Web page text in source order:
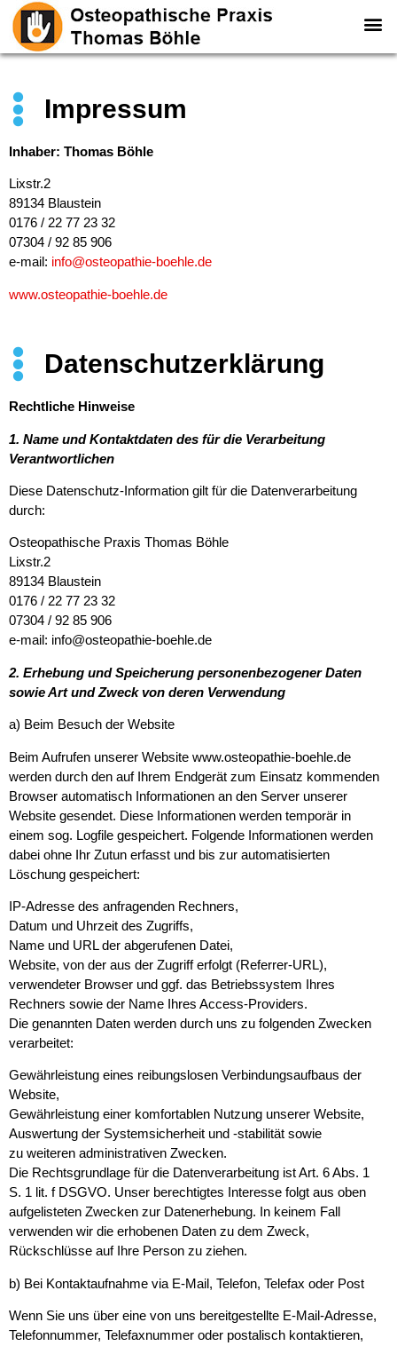
Impressum
Inhaber: Thomas Böhle
Lixstr.2
89134 Blaustein
0176 / 22 77 23 32
07304 / 92 85 906
e-mail: info@osteopathie-boehle.de
www.osteopathie-boehle.de
Datenschutzerklärung
Rechtliche Hinweise
1. Name und Kontaktdaten des für die Verarbeitung
Verantwortlichen
Diese Datenschutz-Information gilt für die Datenverarbeitung
durch:
Osteopathische Praxis Thomas Böhle
Lixstr.2
89134 Blaustein
0176 / 22 77 23 32
07304 / 92 85 906
e-mail: info@osteopathie-boehle.de
2. Erhebung und Speicherung personenbezogener Daten
sowie Art und Zweck von deren Verwendung
a) Beim Besuch der Website
Beim Aufrufen unserer Website www.osteopathie-boehle.de
werden durch den auf Ihrem Endgerät zum Einsatz kommenden
Browser automatisch Informationen an den Server unserer
Website gesendet. Diese Informationen werden temporär in
einem sog. Logfile gespeichert. Folgende Informationen werden
dabei ohne Ihr Zutun erfasst und bis zur automatisierten
Löschung gespeichert:
IP-Adresse des anfragenden Rechners,
Datum und Uhrzeit des Zugriffs,
Name und URL der abgerufenen Datei,
Website, von der aus der Zugriff erfolgt (Referrer-URL),
verwendeter Browser und ggf. das Betriebssystem Ihres
Rechners sowie der Name Ihres Access-Providers.
Die genannten Daten werden durch uns zu folgenden Zwecken
verarbeitet:
Gewährleistung eines reibungslosen Verbindungsaufbaus der
Website,
Gewährleistung einer komfortablen Nutzung unserer Website,
Auswertung der Systemsicherheit und -stabilität sowie
zu weiteren administrativen Zwecken.
Die Rechtsgrundlage für die Datenverarbeitung ist Art. 6 Abs. 1
S. 1 lit. f DSGVO. Unser berechtigtes Interesse folgt aus oben
aufgelisteten Zwecken zur Datenerhebung. In keinem Fall
verwenden wir die erhobenen Daten zu dem Zweck,
Rückschlüsse auf Ihre Person zu ziehen.
b) Bei Kontaktaufnahme via E-Mail, Telefon, Telefax oder Post
Wenn Sie uns über eine von uns bereitgestellte E-Mail-Adresse,
Telefonnummer, Telefaxnummer oder postalisch kontaktieren,